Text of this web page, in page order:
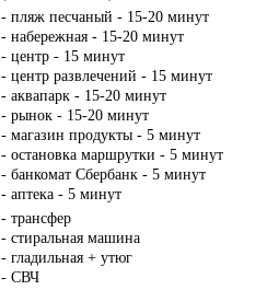
- пляж песчаный - 15-20 минут
- набережная - 15-20 минут
- центр - 15 минут
- центр развлечений - 15 минут
- аквапарк - 15-20 минут
- рынок - 15-20 минут
- магазин продукты - 5 минут
- остановка маршрутки - 5 минут
- банкомат Сбербанк - 5 минут
- аптека - 5 минут
- трансфер
- стиральная машина
- гладильная + утюг
- СВЧ